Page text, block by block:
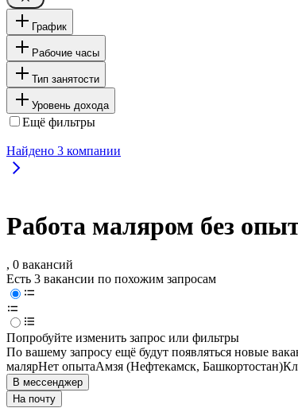
График
Рабочие часы
Тип занятости
Уровень дохода
Ещё фильтры
Найдено 3 компании
Работа маляром без
, 0 вакансий
Есть 3 вакансии по похожим запросам
Попробуйте изменить запрос или фильтры
По вашему запросу ещё будут появляться новые
малярНет опытаАмзя (Нефтекамск, Башкортостан)
В мессенджер
На почту